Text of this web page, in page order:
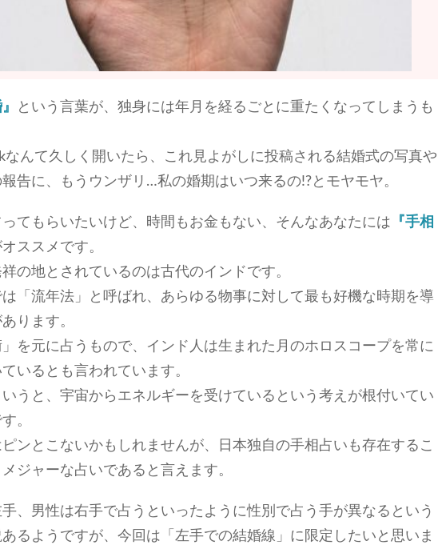
という言葉が、独身には年月を経るごとに重たくなってしまうも
なんて久しく開いたら、これ見よがしに投稿される結婚式の写真や
告に、もうウンザリ…私の婚期はいつ来るの!?とモヤモヤ。
てもらいたいけど、時間もお金もない、そんなあなたには 『手相
ススメです。
の地とされているのは古代のインドです。
は「流年法」と呼ばれ、あらゆる物事に対して最も好機な時期を導
ります。
」を元に占うもので、インド人は生まれた月のホロスコープを常に
いるとも言われています。
うと、宇宙からエネルギーを受けているという考えが根付いてい
。
ピンとこないかもしれませんが、日本独自の手相占いも存在するこ
ジャーな占いであると言えます。
、男性は右手で占うといったように性別で占う手が異なるという
るようですが、今回は「左手での結婚線」に限定したいと思いま